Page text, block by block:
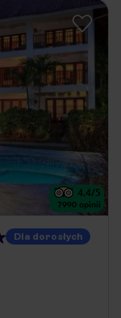
4.4/5
7990 opinii
Dla dorosłych